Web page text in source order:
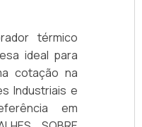
térmico
ideal para
cotação na
Industriais e
em